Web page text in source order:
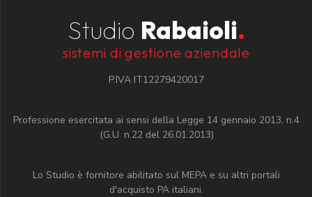
Studio Rabaioli.
sistemi di gestione aziendale
P.IVA IT12279420017
Professione esercitata ai sensi della Legge 14 gennaio 2013, n.4
(G.U. n.22 del 26.01.2013)
Lo Studio è fornitore abilitato sul MEPA e su altri portali
d'acquisto PA italiani.